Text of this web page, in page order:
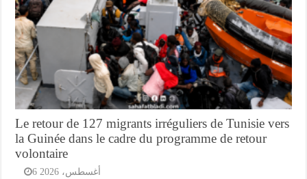
Le retour de 127 migrants irréguliers de Tunisie vers
la Guinée dans le cadre du programme de retour
volontaire
6 أغسطس، 2026